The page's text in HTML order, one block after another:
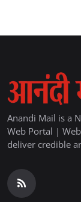
Anandi Mail is a
Web Portal |
deliver credible